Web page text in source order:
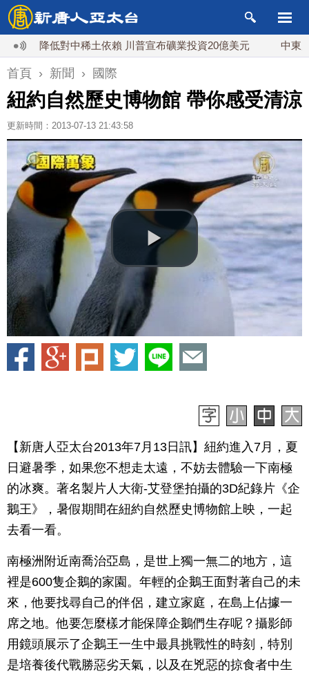
降低對中稀土依賴 川普宣布礦業投資20億美元 中東局勢動
首頁 › 新聞 › 國際
紐約自然歷史博物館 帶你感受清涼
更新時間：2013-07-13 21:43:58
【新唐人亞太台2013年7月13日訊】紐約進入7月，夏
日避暑季，如果您不想走太遠，不妨去體驗一下南極
的冰爽。著名製片人大衛-艾登堡拍攝的3D紀錄片《企
鵝王》，暑假期間在紐約自然歷史博物館上映，一起
去看一看。
南極洲附近南喬治亞島，是世上獨一無二的地方，這
裡是600隻企鵝的家園。年輕的企鵝王面對著自己的未
來，他要找尋自己的伴侶，建立家庭，在島上佔據一
席之地。他要怎麼樣才能保障企鵝們生存呢？攝影師
用鏡頭展示了企鵝王一生中最具挑戰性的時刻，特別
是培養後代戰勝惡劣天氣，以及在兇惡的掠食者中生